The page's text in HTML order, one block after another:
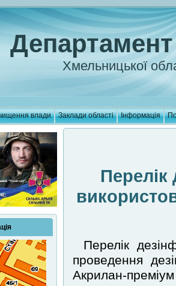
Хмельницької
влади Заклади області Інформація
Перелік
Перелік
проведення
Акрилан-преміум